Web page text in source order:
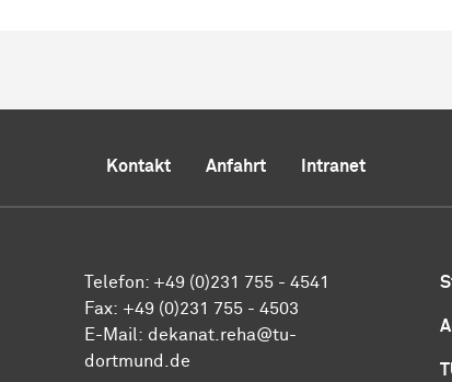
Kontakt Anfahrt Intranet
Telefon: +49 (0)231 755 - 4541
Fax: +49 (0)231 755 - 4503
E-Mail: dekanat.reha@tu-
dortmund.de